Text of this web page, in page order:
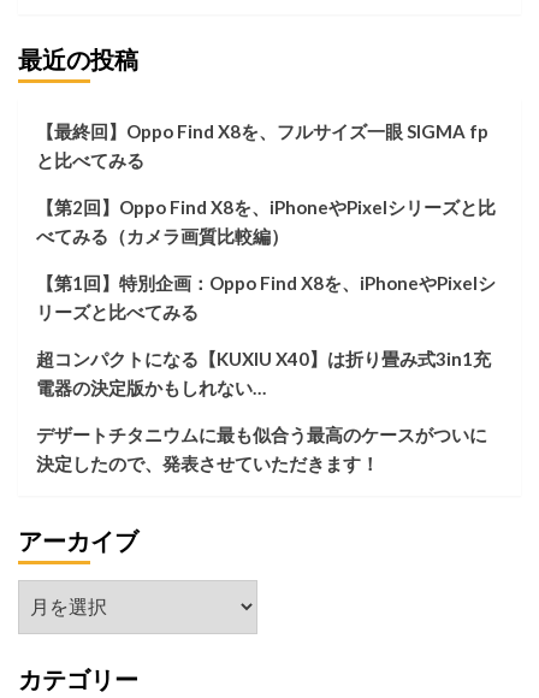
別
企
Oppo
Find
X8
iPhone
や
シ
リ
ー
ズ
と
比
て
み
い』
う
MOFT
着
多
ス
タ
最近の投稿
【最終回】Oppo Find X8を、フルサイズ一眼 SIGMA fp
と比べてみる
【第2回】Oppo Find X8を、iPhoneやPixelシリーズと比
べてみる（カメラ画質比較編）
【第1回】特別企画：Oppo Find X8を、iPhoneやPixelシ
リーズと比べてみる
超コンパクトになる【KUXIU X40】は折り畳み式3in1充
電器の決定版かもしれない…
デザートチタニウムに最も似合う最高のケースがついに
決定したので、発表させていただきます！
アーカイブ
ア
ー
イ
カテゴリー